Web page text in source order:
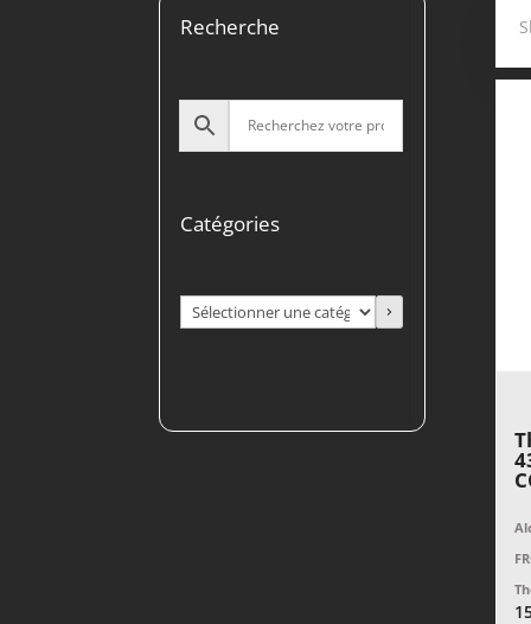
Recherche
Catégories
Sélectionner
une